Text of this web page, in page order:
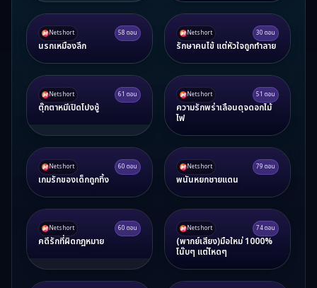
Netshort 58 ตอน
นรกเหมืองลึก
Netshort 30 ตอน
รักษาคนไข้ แต่หัวใจถูกทำลาย
Netshort 61 ตอน
ตุ๊กตาหมีเปิดโปงชู้
Netshort 51 ตอน
ความรักพร่าเลือนดุจดอกไม้
ไฟ
Netshort 60 ตอน
เกมรักของเด็กถูกทิ้ง
Netshort 79 ตอน
พนันหยกชายแดน
Netshort 60 ตอน
คดีรักที่ผิดกฎหมาย
Netshort 74ตอน
(พากย์เสียง)มือใหม่ 1000%
โน๊บๆ แต่โหดๆ